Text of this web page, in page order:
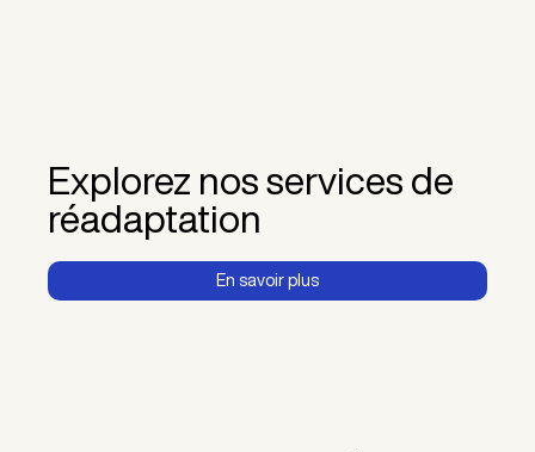
Explorez nos services de
réadaptation
En savoir plus